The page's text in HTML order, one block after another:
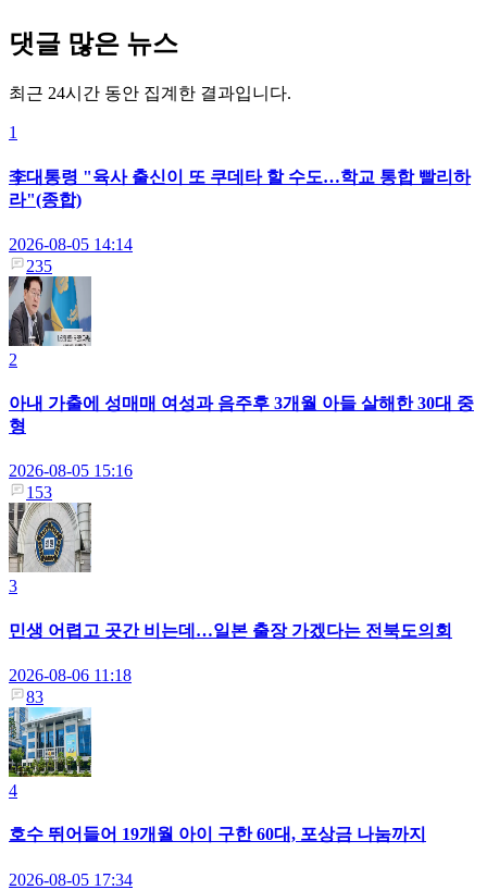
댓글 많은 뉴스
최근 24시간 동안 집계한 결과입니다.
1
李대통령 "육사 출신이 또 쿠데타 할 수도…학교 통합 빨리하
라"(종합)
2026-08-05 14:14
235
2
아내 가출에 성매매 여성과 음주후 3개월 아들 살해한 30대 중
형
2026-08-05 15:16
153
3
민생 어렵고 곳간 비는데…일본 출장 가겠다는 전북도의회
2026-08-06 11:18
83
4
호수 뛰어들어 19개월 아이 구한 60대, 포상금 나눔까지
2026-08-05 17:34